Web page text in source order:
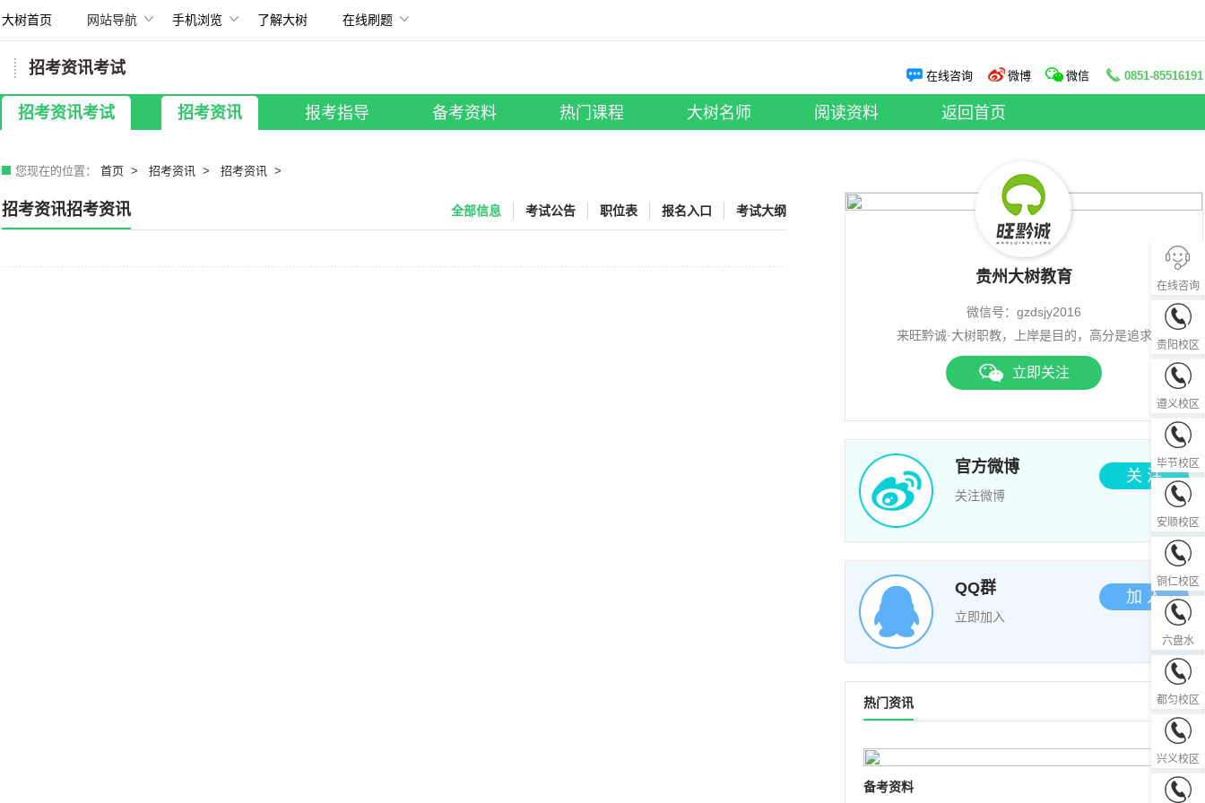
大树首页 网站导航
所有考试
国考招录
| 贵州省考 |
事业单位
教师招聘
银行招聘 |
照片修改
笔试课程
| 面试课程
行测老师
申论老师 | 面试老师
阅读资料
阅读资料
| 大树资讯
手机浏览
了解大树 在线刷题
招考资讯考试 在线咨询 微博 微信 0851-85516191
招考资讯考试 招考资讯 报考指导 备考资料 热门课程 大树名师 阅读资料 返回首页
您现在的位置： 首页 招考资讯 招考资讯
招考资讯招考资讯 全部信息 考试公告 职位表 报名入口 考试大纲
贵州大树教育
微信号：gzdsjy2016
来旺黔诚·大树职教，上岸是目的，高分是追求
立即关注
官方微博
关注微博
关 注
QQ群
立即加入
加 入
热门资讯
备考资料
在线咨询
贵阳校区
0851-
遵义校区
0851-
毕节校区
0857-
安顺校区
0851-
铜仁校区
0856-
六盘水
0858-
都匀校区
0854-
兴义校区
0859-